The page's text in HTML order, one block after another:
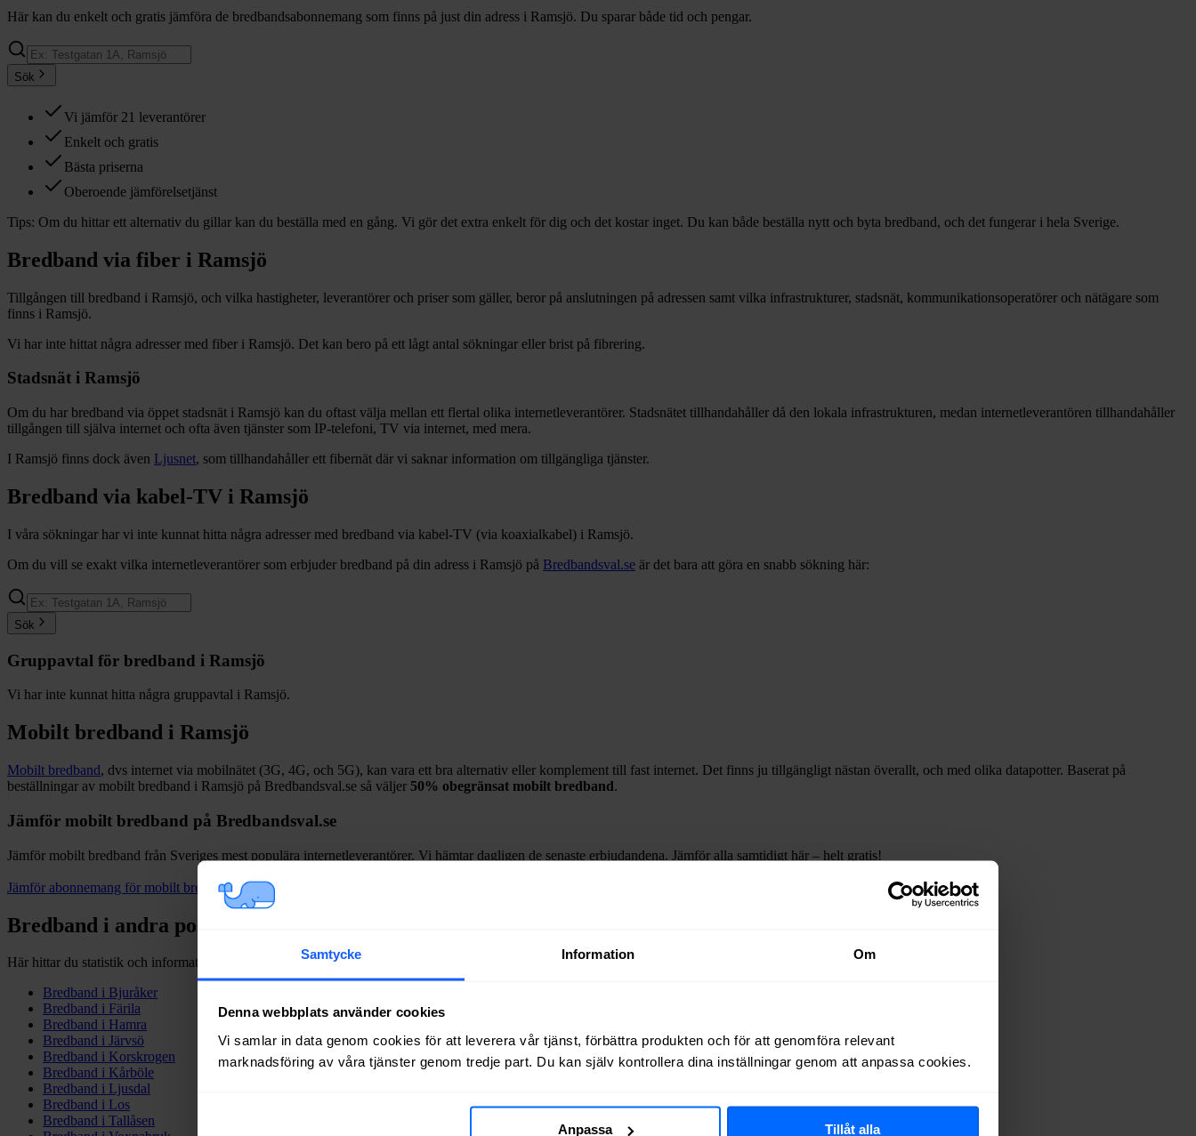
Samtycke Information Om
Denna webbplats använder cookies
Vi samlar in data genom cookies för att leverera vår tjänst, förbättra produkten och för att genomföra relevant
marknadsföring av våra tjänster genom tredje part. Du kan själv kontrollera dina inställningar genom att anpassa cookies.
Anpassa Tillåt alla
Här kan du enkelt och gratis jämföra de bredbandsabonnemang som finns på just din adress i Ramsjö. Du sparar både tid och pengar.
Sök
Vi jämför 21 leverantörer
Enkelt och gratis
Bästa priserna
Oberoende jämförelsetjänst
Tips: Om du hittar ett alternativ du gillar kan du beställa med en gång. Vi gör det extra enkelt för dig och det kostar inget. Du kan både beställa nytt och byta bredband, och det fungerar i hela Sverige.
Bredband via fiber i Ramsjö
Tillgången till bredband i Ramsjö, och vilka hastigheter, leverantörer och priser som gäller, beror på anslutningen på adressen samt vilka infrastrukturer, stadsnät, kommunikationsoperatörer och nätägare som
finns i Ramsjö.
Vi har inte hittat några adresser med fiber i Ramsjö. Det kan bero på ett lågt antal sökningar eller brist på fibrering.
Stadsnät i Ramsjö
Om du har bredband via öppet stadsnät i Ramsjö kan du oftast välja mellan ett flertal olika internetleverantörer. Stadsnätet tillhandahåller då den lokala infrastrukturen, medan internetleverantören tillhandahåller
tillgången till själva internet och ofta även tjänster som IP-telefoni, TV via internet, med mera.
I Ramsjö finns dock även Ljusnet, som tillhandahåller ett fibernät där vi saknar information om tillgängliga tjänster.
Bredband via kabel-TV i Ramsjö
I våra sökningar har vi inte kunnat hitta några adresser med bredband via kabel-TV (via koaxialkabel) i Ramsjö.
Om du vill se exakt vilka internetleverantörer som erbjuder bredband på din adress i Ramsjö på Bredbandsval.se är det bara att göra en snabb sökning här:
Sök
Gruppavtal för bredband i Ramsjö
Vi har inte kunnat hitta några gruppavtal i Ramsjö.
Mobilt bredband i Ramsjö
Mobilt bredband, dvs internet via mobilnätet (3G, 4G, och 5G), kan vara ett bra alternativ eller komplement till fast internet. Det finns ju tillgängligt nästan överallt, och med olika datapotter. Baserat på
beställningar av mobilt bredband i Ramsjö på Bredbandsval.se så väljer 50% obegränsat mobilt bredband.
Jämför mobilt bredband på Bredbandsval.se
Jämför mobilt bredband från Sveriges mest populära internetleverantörer. Vi hämtar dagligen de senaste erbjudandena. Jämför alla samtidigt här – helt gratis!
Jämför abonnemang för mobilt bredband
Bredband i andra postorter i
Här hittar du statistik och information kring bredband i andra postorter i
Bredband i Bjuråker
Bredband i Färila
Bredband i Hamra
Bredband i Järvsö
Bredband i Korskrogen
Bredband i Kårböle
Bredband i Ljusdal
Bredband i Los
Bredband i Tallåsen